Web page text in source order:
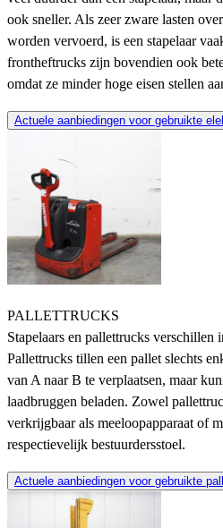
ook sneller. Als zeer zware lasten
worden vervoerd, is een stapelaar
frontheftrucks zijn bovendien ook
omdat ze minder hoge eisen stellen
Actuele aanbiedingen voor gebruikte
PALLETTRUCKS
Stapelaars en pallettrucks verschillen
Pallettrucks tillen een pallet slechts
van A naar B te verplaatsen, maar
laadbruggen beladen. Zowel
verkrijgbaar als meeloopapparaat of
respectievelijk bestuurdersstoel.
Actuele aanbiedingen voor gebruikte